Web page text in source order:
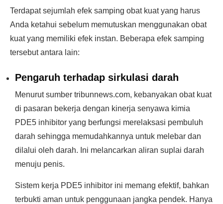
Terdapat sejumlah efek samping obat kuat yang harus
Anda ketahui sebelum memutuskan menggunakan obat
kuat yang memiliki efek instan. Beberapa efek samping
tersebut antara lain:
Pengaruh terhadap sirkulasi darah
Menurut sumber tribunnews.com, kebanyakan obat kuat
di pasaran bekerja dengan kinerja senyawa kimia
PDE5 inhibitor yang berfungsi merelaksasi pembuluh
darah sehingga memudahkannya untuk melebar dan
dilalui oleh darah. Ini melancarkan aliran suplai darah
menuju penis.
Sistem kerja PDE5 inhibitor ini memang efektif, bahkan
terbukti aman untuk penggunaan jangka pendek. Hanya